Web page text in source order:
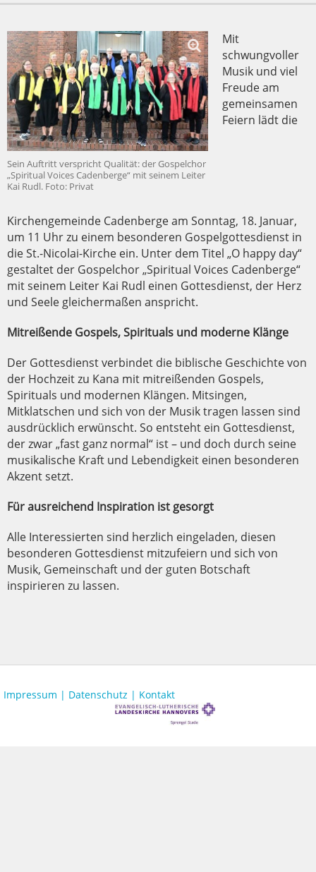
Sein Auftritt verspricht Qualität: der Gospelchor
„Spiritual Voices Cadenberge“ mit seinem Leiter
Kai Rudl. Foto: Privat
Mit
schwungvoller
Musik und viel
Freude am
gemeinsamen
Feiern lädt die
Kirchengemeinde Cadenberge am Sonntag, 18. Januar,
um 11 Uhr zu einem besonderen Gospelgottesdienst in
die St.-Nicolai-Kirche ein. Unter dem Titel „O happy day“
gestaltet der Gospelchor „Spiritual Voices Cadenberge“
mit seinem Leiter Kai Rudl einen Gottesdienst, der Herz
und Seele gleichermaßen anspricht.
Mitreißende Gospels, Spirituals und moderne Klänge
Der Gottesdienst verbindet die biblische Geschichte von
der Hochzeit zu Kana mit mitreißenden Gospels,
Spirituals und modernen Klängen. Mitsingen,
Mitklatschen und sich von der Musik tragen lassen sind
ausdrücklich erwünscht. So entsteht ein Gottesdienst,
der zwar „fast ganz normal“ ist – und doch durch seine
musikalische Kraft und Lebendigkeit einen besonderen
Akzent setzt.
Für ausreichend Inspiration ist gesorgt
Alle Interessierten sind herzlich eingeladen, diesen
besonderen Gottesdienst mitzufeiern und sich von
Musik, Gemeinschaft und der guten Botschaft
inspirieren zu lassen.
Impressum | Datenschutz | Kontakt